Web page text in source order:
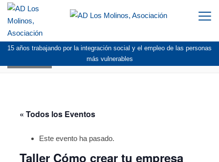
15 años trabajando por la integración social y el empleo de las personas
más vulnerables
« Todos los Eventos
Este evento ha pasado.
Taller Cómo crear tu empresa